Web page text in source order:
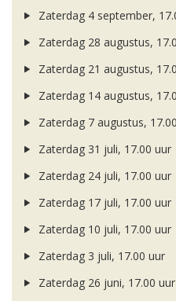
Zaterdag 4 september,
Zaterdag 28 augustus,
Zaterdag 21 augustus,
Zaterdag 14 augustus,
Zaterdag 7 augustus,
Zaterdag 31 juli, 17.00 uur
Zaterdag 24 juli, 17.00 uur
Zaterdag 17 juli, 17.00 uur
Zaterdag 10 juli, 17.00 uur
Zaterdag 3 juli, 17.00 uur
Zaterdag 26 juni, 17.00 uur